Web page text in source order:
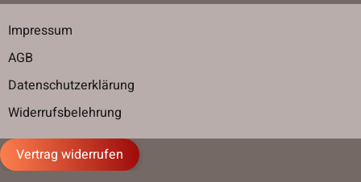
Impressum
AGB
Datenschutzerklärung
Widerrufsbelehrung
Vertrag widerrufen